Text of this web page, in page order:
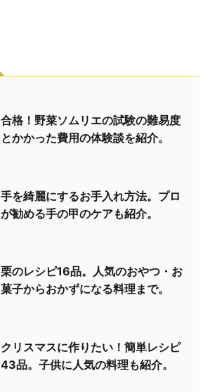
合格！野菜ソムリエの試験の難易度
とかかった費用の体験談を紹介。
手を綺麗にするお手入れ方法。プロ
が勧める手の甲のケアも紹介。
栗のレシピ16品。人気のおやつ・お
菓子からおかずになる料理まで。
クリスマスに作りたい！簡単レシピ
43品。子供に人気の料理も紹介。